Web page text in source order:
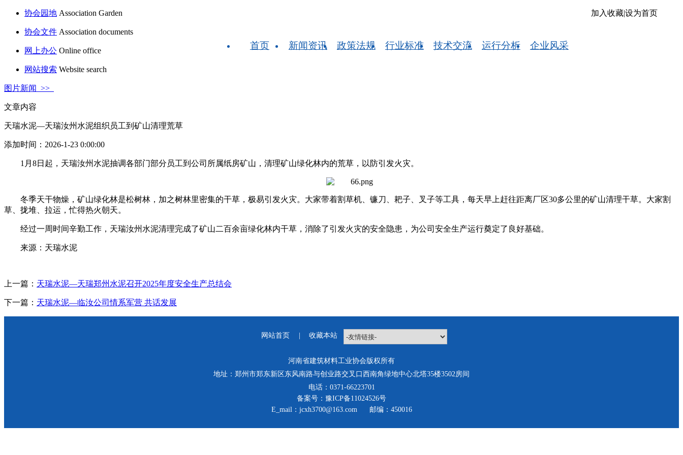
加入收藏|设为首页
首页 新闻资讯 政策法规 行业标准 技术交流 运行分析 企业风采
协会园地 Association Garden
协会文件 Association documents
网上办公 Online office
网站搜索 Website search
图片新闻 >>
文章内容
天瑞水泥—天瑞汝州水泥组织员工到矿山清理荒草
添加时间：2026-1-23 0:00:00
1月8日起，天瑞汝州水泥抽调各部门部分员工到公司所属纸房矿山，清理矿山绿化林内的荒草，以防引发火灾。
冬季天干物燥，矿山绿化林是松树林，加之树林里密集的干草，极易引发火灾。大家带着割草机、镰刀、耙子、叉子等工具，每天早上赶往距离厂区30多公里的矿山清理干草。大家割
草、拢堆、拉运，忙得热火朝天。
经过一周时间辛勤工作，天瑞汝州水泥清理完成了矿山二百余亩绿化林内干草，消除了引发火灾的安全隐患，为公司安全生产运行奠定了良好基础。
来源：天瑞水泥
上一篇： 天瑞水泥—天瑞郑州水泥召开2025年度安全生产总结会
下一篇： 天瑞水泥—临汝公司情系军营 共话发展